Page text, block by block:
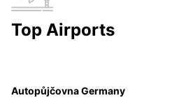
Top Airports
Autopůjčovna Germany